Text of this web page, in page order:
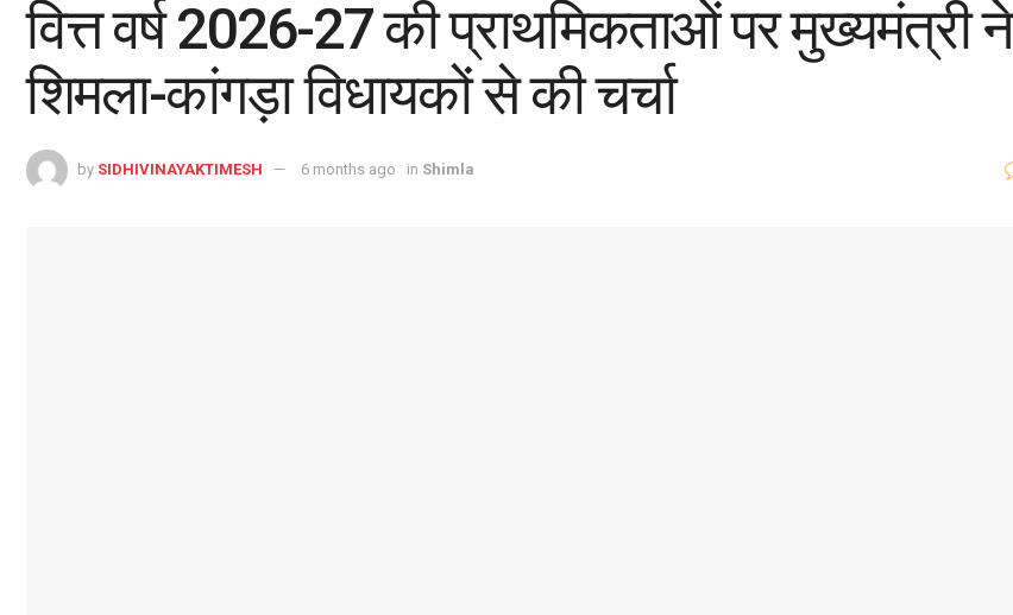
वित्त वर्ष 2026-27 की प्राथमिकताओं पर मुख्यमंत्री ने
शिमला-कांगड़ा विधायकों से की चर्चा
by SIDHIVINAYAKTIMESH 6 months ago in Shimla